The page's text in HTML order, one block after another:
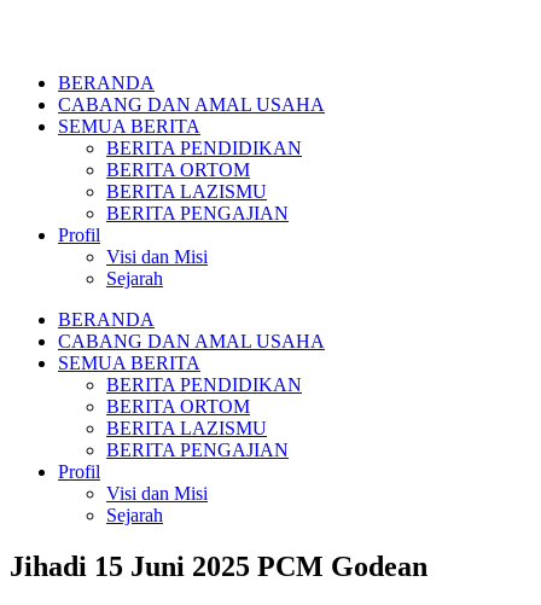
BERANDA
CABANG DAN AMAL USAHA
SEMUA BERITA
BERITA PENDIDIKAN
BERITA ORTOM
BERITA LAZISMU
BERITA PENGAJIAN
Profil
Visi dan Misi
Sejarah
BERANDA
CABANG DAN AMAL USAHA
SEMUA BERITA
BERITA PENDIDIKAN
BERITA ORTOM
BERITA LAZISMU
BERITA PENGAJIAN
Profil
Visi dan Misi
Sejarah
Jihadi 15 Juni 2025 PCM Godean